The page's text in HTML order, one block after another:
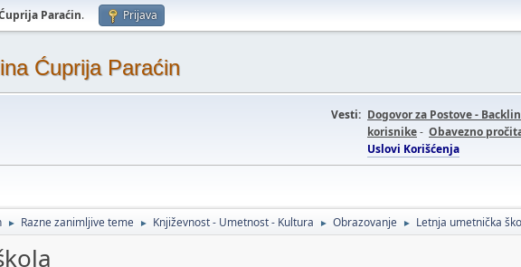
Paraćin. Prijava
Ćuprija Paraćin
Vesti: Dogovor za Postove -
korisnike- Obavezno
Uslovi Korišćenja
► Razne zanimljive teme ► Književnost - Umetnost - Kultura ► Obrazovanje ► Letnja umetnička